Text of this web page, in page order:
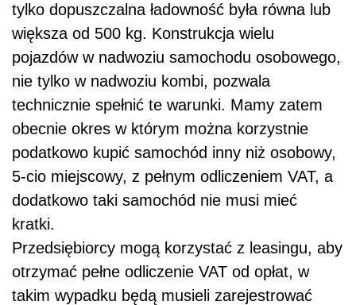
tylko dopuszczalna ładowność była równa lub
większa od 500 kg. Konstrukcja wielu
pojazdów w nadwoziu samochodu osobowego,
nie tylko w nadwoziu kombi, pozwala
technicznie spełnić te warunki. Mamy zatem
obecnie okres w którym można korzystnie
podatkowo kupić samochód inny niż osobowy,
5-cio miejscowy, z pełnym odliczeniem VAT, a
dodatkowo taki samochód nie musi mieć
kratki.
Przedsiębiorcy mogą korzystać z leasingu, aby
otrzymać pełne odliczenie VAT od opłat, w
takim wypadku będą musieli zarejestrować